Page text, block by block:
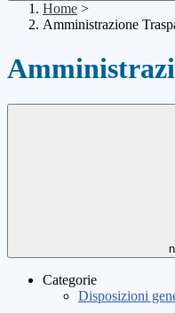
Home >
Amministrazione
Categorie
Disposizioni